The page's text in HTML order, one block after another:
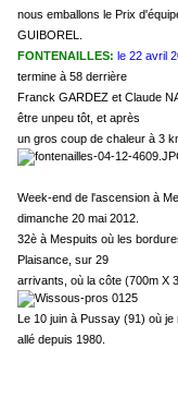
nous emballons le Prix
GUIBOREL.
FONTENAILLES: le 22 avril
termine à 58 derrière
Franck GARDEZ et Claude
être unpeu tôt, et après
un gros coup de chaleur à 3
Week-end de l'ascension à
dimanche 20 mai 2012.
32è à Mespuits où les
Plaisance, sur 29
arrivants, où la côte (700m X
Le 10 juin à Pussay (91) où je
allé depuis 1980.